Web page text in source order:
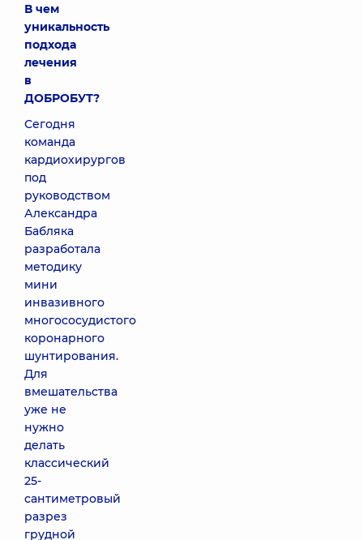
В чем
уникальность
подхода
лечения
в
ДОБРОБУТ?
Сегодня
команда
кардиохирургов
под
руководством
Александра
Бабляка
разработала
методику
мини
инвазивного
многососудистого
коронарного
шунтирования.
Для
вмешательства
уже не
нужно
делать
классический
25-
сантиметровый
разрез
грудной